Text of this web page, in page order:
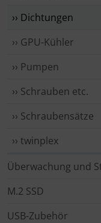
›› Dichtungen
›› GPU-Kühler
›› Pumpen
›› Schrauben etc.
›› Schraubensätze
›› twinplex
Überwachung und
M.2 SSD
USB-Zubehör